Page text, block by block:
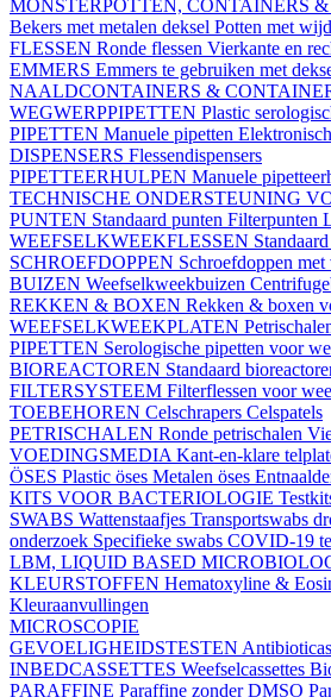
MONSTERPOTTEN, CONTAINERS
Bekers met metalen deksel Potten met
FLESSEN Ronde flessen Vierkante en
EMMERS Emmers te gebruiken met
NAALDCONTAINERS &
WEGWERPPIPETTEN Plastic
PIPETTEN Manuele pipetten
DISPENSERS Flessendispensers
PIPETTEERHULPEN Manuele
TECHNISCHE ONDERSTEUNING
PUNTEN Standaard punten Filterpunten
WEEFSELKWEEKFLESSEN
SCHROEFDOPPEN Schroefdoppen
BUIZEN Weefselkweekbuizen
REKKEN & BOXEN Rekken & boxen
WEEFSELKWEEKPLATEN
PIPETTEN Serologische pipetten voor
BIOREACTOREN Standaard
FILTERSYSTEEM Filterflessen voor
TOEBEHOREN Celschrapers Celspatels
PETRISCHALEN Ronde petrischalen
VOEDINGSMEDIA Kant-en-klare
ÖSES Plastic öses Metalen öses
KITS VOOR BACTERIOLOGIE
SWABS Wattenstaafjes Transportswabs
onderzoek Specifieke swabs COVID-19
LBM, LIQUID BASED
KLEURSTOFFEN Hematoxyline &
Kleuraanvullingen
MICROSCOPIE
GEVOELIGHEIDSTESTEN
INBEDCASSETTES Weefselcassettes
PARAFFINE Paraffine zonder DMSO